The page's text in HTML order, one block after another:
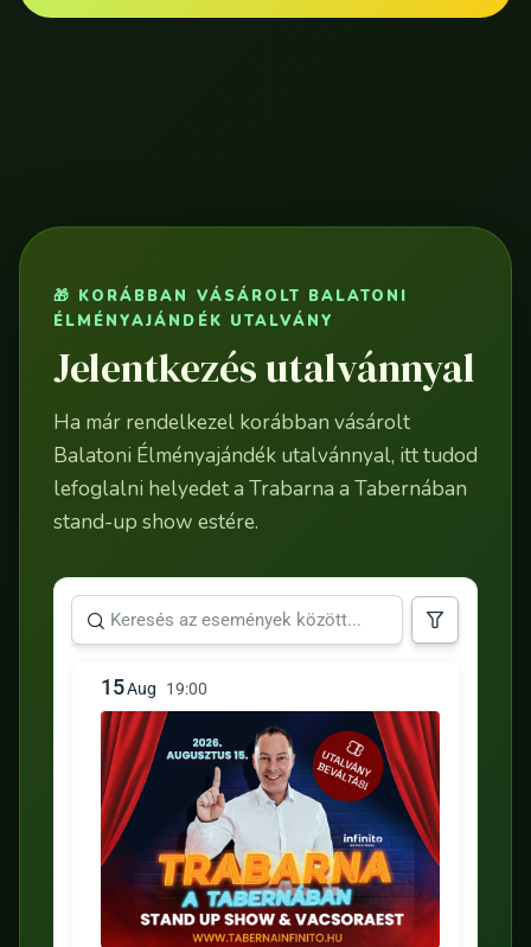
🎁 KORÁBBAN VÁSÁROLT BALATONI
ÉLMÉNYAJÁNDÉK UTALVÁNY
Jelentkezés utalvánnyal
Ha már rendelkezel korábban vásárolt
Balatoni Élményajándék utalvánnyal, itt tudod
lefoglalni helyedet a Trabarna a Tabernában
stand-up show estére.
15Aug 19:00